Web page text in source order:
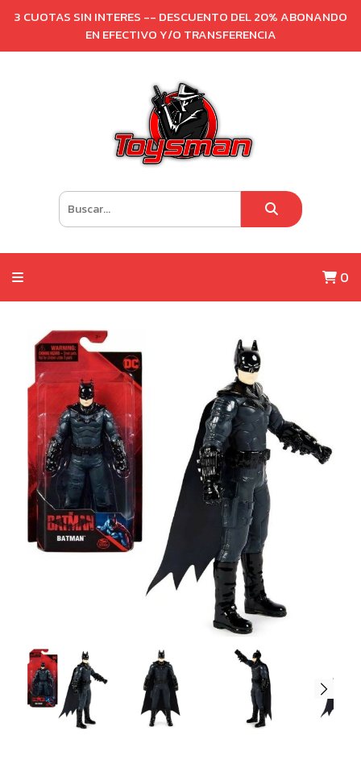
3 CUOTAS SIN INTERES -- DESCUENTO DEL 20% ABONANDO
EN EFECTIVO Y/O TRANSFERENCIA
0